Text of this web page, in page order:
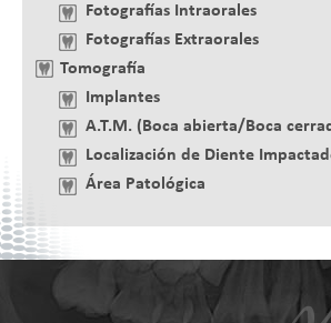
Fotografías Intraorales
Fotografías Extraorales
Tomografía
Implantes
A.T.M. (Boca abierta/Boca
Localización de Diente
Área Patológica
Imagen